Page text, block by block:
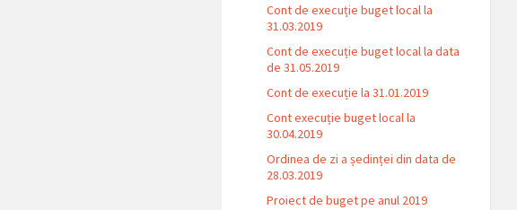
Cont de execuție buget local la
31.03.2019
Cont de execuție buget local la data
de 31.05.2019
Cont de execuție la 31.01.2019
Cont execuție buget local la
30.04.2019
Ordinea de zi a ședinței din data de
28.03.2019
Proiect de buget pe anul 2019